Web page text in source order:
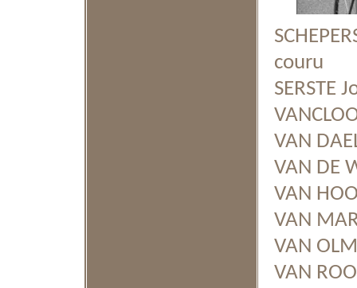
couru
SERSTE
VAN
VAN DE
VAN
VAN
VAN
VAN